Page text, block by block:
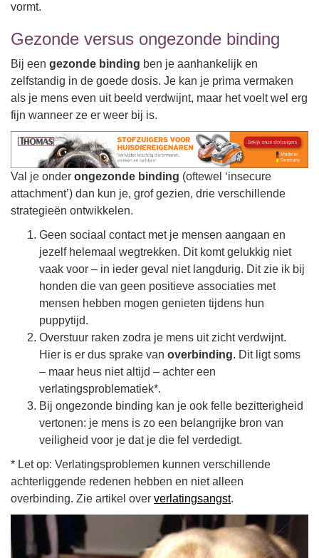
vormt.
Gezonde versus ongezonde binding
Bij een gezonde binding ben je aanhankelijk en
zelfstandig in de goede dosis. Je kan je prima vermaken
als je mens even uit beeld verdwijnt, maar het voelt wel erg
fijn wanneer ze er weer bij is.
Val je onder ongezonde binding (oftewel ‘insecure
attachment’) dan kun je, grof gezien, drie verschillende
strategieën ontwikkelen.
Geen sociaal contact met je mensen aangaan en
jezelf helemaal wegtrekken. Dit komt gelukkig niet
vaak voor – in ieder geval niet langdurig. Dit zie ik bij
honden die van geen positieve associaties met
mensen hebben mogen genieten tijdens hun
puppytijd.
Overstuur raken zodra je mens uit zicht verdwijnt.
Hier is er dus sprake van overbinding. Dit ligt soms
– maar heus niet altijd – achter een
verlatingsproblematiek*.
Bij ongezonde binding kan je ook felle bezitterigheid
vertonen: je mens is zo een belangrijke bron van
veiligheid voor je dat je die fel verdedigt.
* Let op: Verlatingsproblemen kunnen verschillende
achterliggende redenen hebben en niet alleen
overbinding. Zie artikel over verlatingsangst.